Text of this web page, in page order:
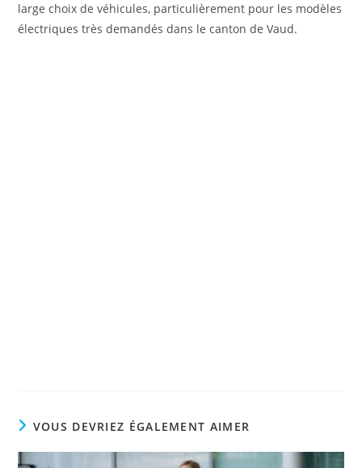
large choix de véhicules, particulièrement pour les modèles
électriques très demandés dans le canton de Vaud.
VOUS DEVRIEZ ÉGALEMENT AIMER